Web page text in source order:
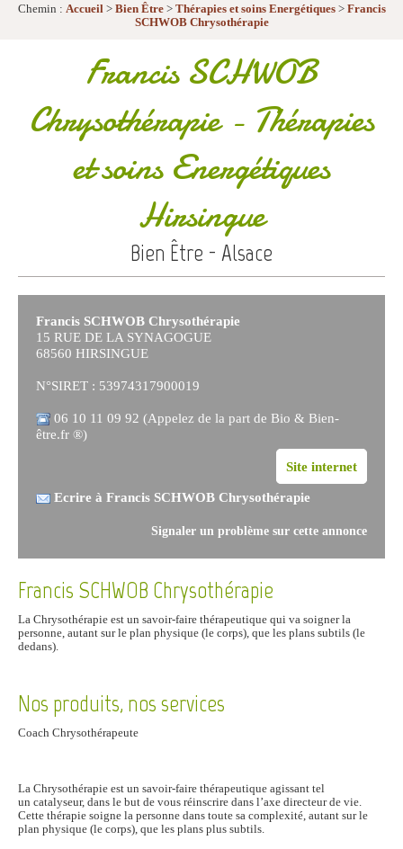
Chemin : Accueil> Bien Être> Thérapies et soins Energétiques > Francis
SCHWOB Chrysothérapie
Francis SCHWOB
Chrysothérapie - Thérapies
et soins Energétiques
Hirsingue
Bien Être - Alsace
Francis SCHWOB Chrysothérapie
15 RUE DE LA SYNAGOGUE
68560 HIRSINGUE
N°SIRET : 53974317900019
06 10 11 09 92 (Appelez de la part de Bio & Bien-
être.fr ®)
Site internet
Ecrire à Francis SCHWOB Chrysothérapie
Signaler un problème sur cette annonce
Francis SCHWOB Chrysothérapie
La Chrysothérapie est un savoir-faire thérapeutique qui va soigner la
personne, autant sur le plan physique (le corps), que les plans subtils (le
dedans).
Nos produits, nos services
Coach Chrysothérapeute
La Chrysothérapie est un savoir-faire thérapeutique agissant tel
un catalyseur, dans le but de vous réinscrire dans l’axe directeur de vie.
Cette thérapie soigne la personne dans toute sa complexité, autant sur le
plan physique (le corps), que les plans plus subtils.